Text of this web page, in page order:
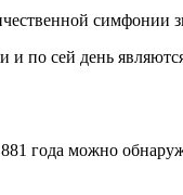
симфонии
по сей день
года можно